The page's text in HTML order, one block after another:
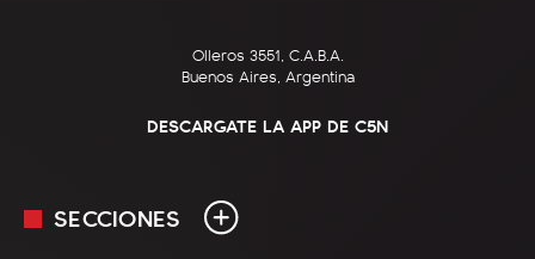
Olleros 3551, C.A.B.A.
Buenos Aires, Argentina
DESCARGATE LA APP DE C5N
SECCIONES